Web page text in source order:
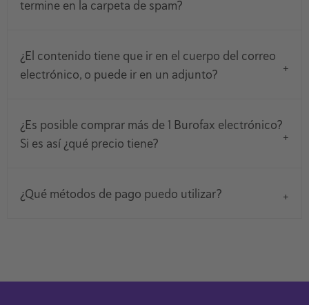
termine en la carpeta de spam?
¿El contenido tiene que ir en el cuerpo del correo
electrónico, o puede ir en un adjunto?
¿Es posible comprar más de 1 Burofax electrónico?
Si es así ¿qué precio tiene?
¿Qué métodos de pago puedo utilizar?